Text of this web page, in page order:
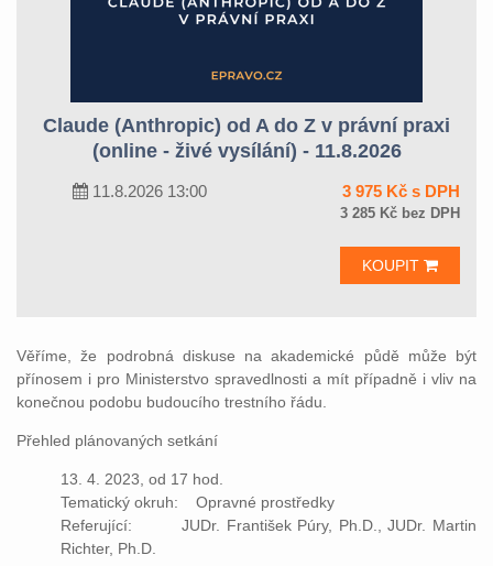
Claude (Anthropic) od A do Z v právní praxi
(online - živé vysílání) - 11.8.2026
11.8.2026 13:00 3 975 Kč s DPH
3 285 Kč bez DPH
KOUPIT
Věříme, že podrobná diskuse na akademické půdě může být
přínosem i pro Ministerstvo spravedlnosti a mít případně i vliv na
konečnou podobu budoucího trestního řádu.
Přehled plánovaných setkání
13. 4. 2023, od 17 hod.
Tematický okruh: Opravné prostředky
Referující: JUDr. František Púry, Ph.D., JUDr. Martin
Richter, Ph.D.